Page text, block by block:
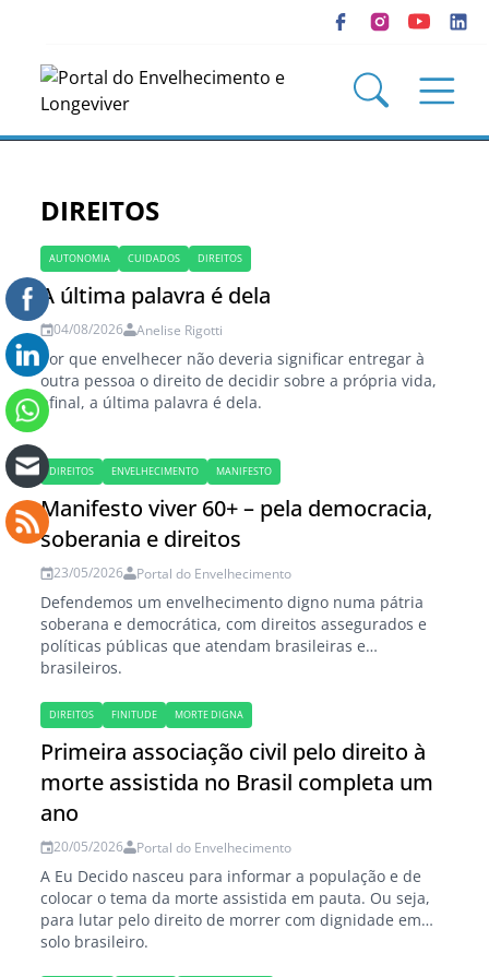
DIREITOS
AUTONOMIA CUIDADOS DIREITOS
A última palavra é dela
04/08/2026 Anelise Rigotti
Por que envelhecer não deveria significar entregar à
outra pessoa o direito de decidir sobre a própria vida,
afinal, a última palavra é dela.
DIREITOS ENVELHECIMENTO MANIFESTO
Manifesto viver 60+ – pela democracia,
soberania e direitos
23/05/2026 Portal do Envelhecimento
Defendemos um envelhecimento digno numa pátria
soberana e democrática, com direitos assegurados e
políticas públicas que atendam brasileiras e
brasileiros.
DIREITOS FINITUDE MORTE DIGNA
Primeira associação civil pelo direito à
morte assistida no Brasil completa um
ano
20/05/2026 Portal do Envelhecimento
A Eu Decido nasceu para informar a população e de
colocar o tema da morte assistida em pauta. Ou seja,
para lutar pelo direito de morrer com dignidade em
solo brasileiro.